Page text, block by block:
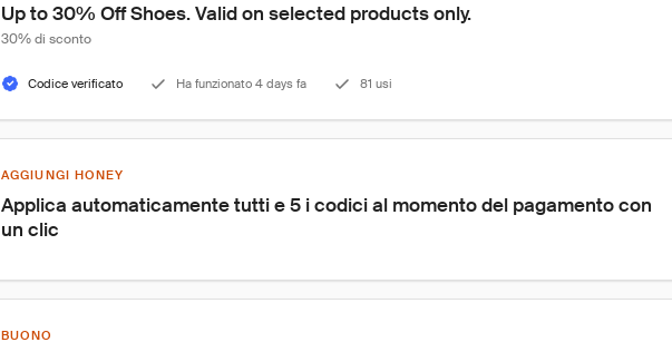
Up to 30% Off Shoes. Valid on selected products only.
30% di sconto
Codice verificato Ha funzionato 4 days fa 81 usi
AGGIUNGI HONEY
Applica automaticamente tutti e 5 i codici al momento del pagamento con
un clic
BUONO